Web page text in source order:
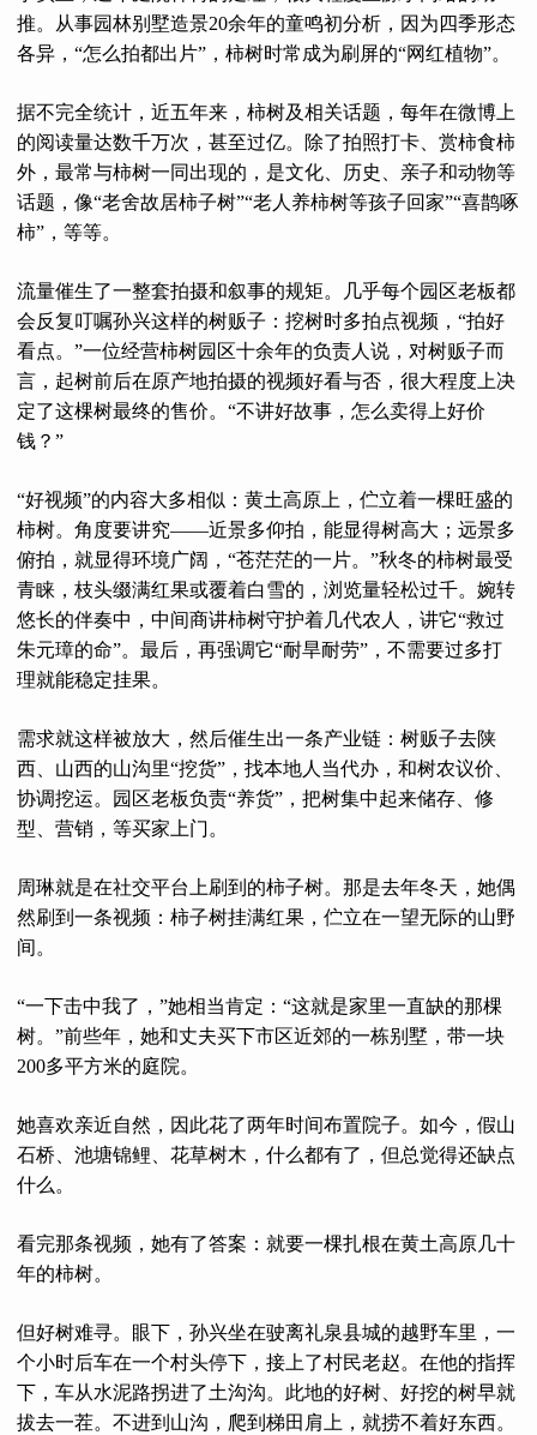
推。从事园林别墅造景20余年的童鸣初分析，因为四季形态
各异，“怎么拍都出片”，柿树时常成为刷屏的“网红植物”。
据不完全统计，近五年来，柿树及相关话题，每年在微博上
的阅读量达数千万次，甚至过亿。除了拍照打卡、赏柿食柿
外，最常与柿树一同出现的，是文化、历史、亲子和动物等
话题，像“老舍故居柿子树”“老人养柿树等孩子回家”“喜鹊啄
柿”，等等。
流量催生了一整套拍摄和叙事的规矩。几乎每个园区老板都
会反复叮嘱孙兴这样的树贩子：挖树时多拍点视频，“拍好
看点。”一位经营柿树园区十余年的负责人说，对树贩子而
言，起树前后在原产地拍摄的视频好看与否，很大程度上决
定了这棵树最终的售价。“不讲好故事，怎么卖得上好价
钱？”
“好视频”的内容大多相似：黄土高原上，伫立着一棵旺盛的
柿树。角度要讲究——近景多仰拍，能显得树高大；远景多
俯拍，就显得环境广阔，“苍茫茫的一片。”秋冬的柿树最受
青睐，枝头缀满红果或覆着白雪的，浏览量轻松过千。婉转
悠长的伴奏中，中间商讲柿树守护着几代农人，讲它“救过
朱元璋的命”。最后，再强调它“耐旱耐劳”，不需要过多打
理就能稳定挂果。
需求就这样被放大，然后催生出一条产业链：树贩子去陕
西、山西的山沟里“挖货”，找本地人当代办，和树农议价、
协调挖运。园区老板负责“养货”，把树集中起来储存、修
型、营销，等买家上门。
周琳就是在社交平台上刷到的柿子树。那是去年冬天，她偶
然刷到一条视频：柿子树挂满红果，伫立在一望无际的山野
间。
“一下击中我了，”她相当肯定：“这就是家里一直缺的那棵
树。”前些年，她和丈夫买下市区近郊的一栋别墅，带一块
200多平方米的庭院。
她喜欢亲近自然，因此花了两年时间布置院子。如今，假山
石桥、池塘锦鲤、花草树木，什么都有了，但总觉得还缺点
什么。
看完那条视频，她有了答案：就要一棵扎根在黄土高原几十
年的柿树。
但好树难寻。眼下，孙兴坐在驶离礼泉县城的越野车里，一
个小时后车在一个村头停下，接上了村民老赵。在他的指挥
下，车从水泥路拐进了土沟沟。此地的好树、好挖的树早就
拔去一茬。不进到山沟，爬到梯田肩上，就捞不着好东西。